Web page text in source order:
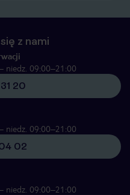
z nami
niedz. 09:00–21:00
20
niedz. 09:00–21:00
02
niedz. 09:00–21:00